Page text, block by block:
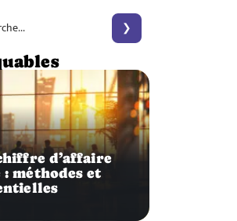
d’affaire
méthodes et